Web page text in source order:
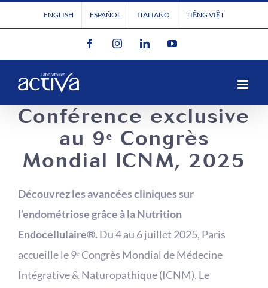
au
ENGLISH ESPAÑOL ITALIANO TIẾNG VIỆT
FacebookInstagramLinkedInYouTube
Conférence exclusive
au 9ᵉ Congrès
Mondial ICNM, 2025
Découvrez les avancées cliniques sur
l’endométriose grâce à la Nutrition
Endocellulaire®.Du 4 au 6 juillet 2025, Paris
accueille le 9ᵉ Congrès Mondial de Médecine
Intégrative & Naturopathique (ICNM). Le